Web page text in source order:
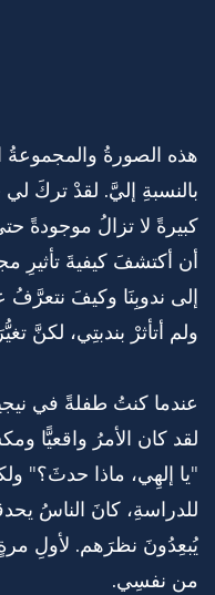
هذه الصورةُ والمجموعةُ
بالنسبةِ إليَّ. لقدْ تركَ
كبيرةً لا تزالُ موجودةً
أن أكتشفَ كيفيةَ تأثيرِ
إلى ندوبِنَا وكيفَ
ولم أتأثرْ بندبتِي، لكنَّ
عندما كنتُ طفلةً في
لقد كان الأمرُ واقعيًّا
"يا إلهِي، ماذا حدثَ؟"
للدراسةِ، كانَ الناسُ
يُبعِدُونَ نظرَهم. لأولِ
من نفسِي.